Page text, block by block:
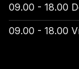
09.00 - 18.00
09.00 - 18.00